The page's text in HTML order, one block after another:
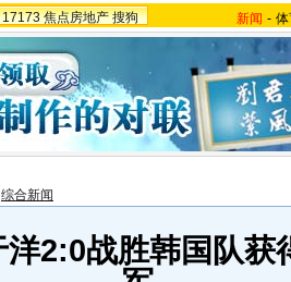
17173 焦点房地产 搜狗 新闻 -
综合新闻
2:0战胜韩国队获